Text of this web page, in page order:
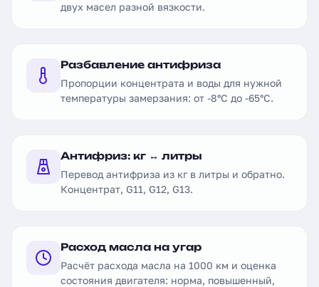
двух масел разной вязкости.
Разбавление антифриза
Пропорции концентрата и воды для нужной
температуры замерзания: от -8°C до -65°C.
Антифриз: кг ↔ литры
Перевод антифриза из кг в литры и обратно.
Концентрат, G11, G12, G13.
Расход масла на угар
Расчёт расхода масла на 1000 км и оценка
состояния двигателя: норма, повышенный,